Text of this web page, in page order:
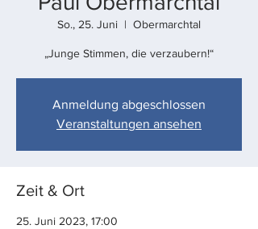
So., 25. Juni
  |
Obermarchtal
„Junge Stimmen, die verzaubern!“
Anmeldung abgeschlossen
Veranstaltungen ansehen
Zeit & Ort
25. Juni 2023, 17:00